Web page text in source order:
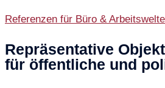
Referenzen für Büro &
Repräsentative
für öffentliche und